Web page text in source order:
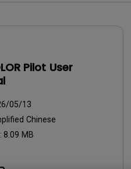
Pilot User
05/13
Chinese
8.09 MB